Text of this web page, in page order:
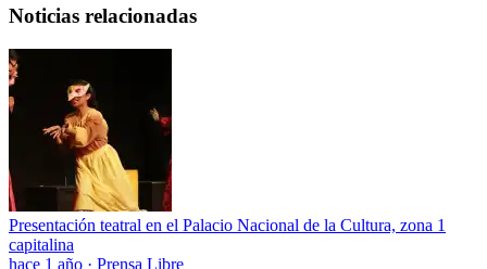
Noticias relacionadas
Presentación teatral en el Palacio Nacional de la Cultura, zona 1
capitalina
hace 1 año · Prensa Libre